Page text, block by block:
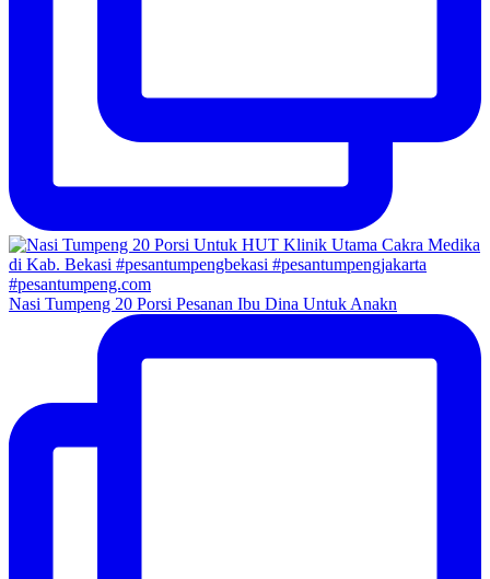
Nasi Tumpeng 20 Porsi Pesanan Ibu Dina Untuk Anakn